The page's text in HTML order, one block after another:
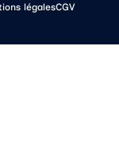
légalesCGV